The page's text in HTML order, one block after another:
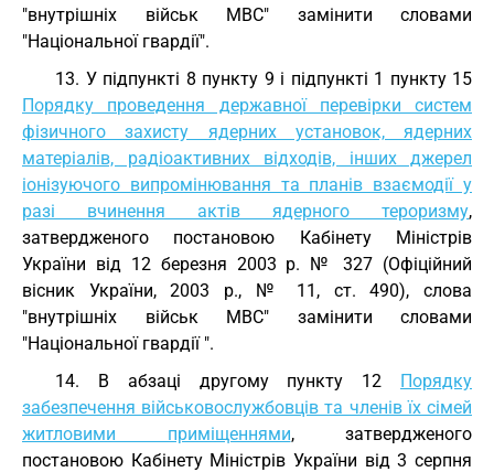
"внутрішніх військ МВС" замінити словами
"Національної гвардії".
13. У підпункті 8 пункту 9 і підпункті 1 пункту 15
Порядку проведення державної перевірки систем
фізичного захисту ядерних установок, ядерних
матеріалів, радіоактивних відходів, інших джерел
іонізуючого випромінювання та планів взаємодії у
разі вчинення актів ядерного тероризму,
затвердженого постановою Кабінету Міністрів
України від 12 березня 2003 р. № 327 (Офіційний
вісник України, 2003 р., № 11, ст. 490), слова
"внутрішніх військ МВС" замінити словами
"Національної гвардії ".
14. В абзаці другому пункту 12 Порядку
забезпечення військовослужбовців та членів їх сімей
житловими приміщеннями, затвердженого
постановою Кабінету Міністрів України від 3 серпня